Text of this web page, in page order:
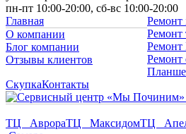
пн-пт 10:00-20:00, сб-вс 10:00-20:00
Главная
О компании
Блог компании
Отзывы клиентов
Ремонт
Ремонт
Ремонт
Ремонт
СкупкаКонтакты
ТЦ АврораТЦ МаксидомТЦ